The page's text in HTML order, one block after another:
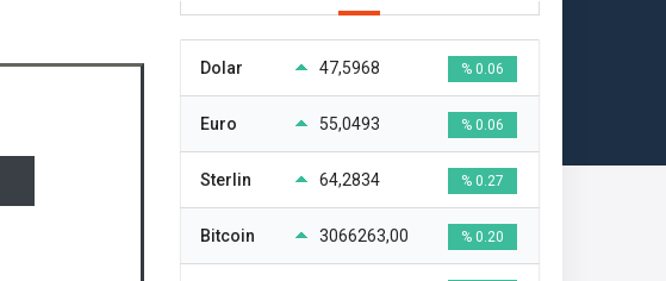
Dolar 47,5968 % 0.06
Euro 55,0493 % 0.06
Sterlin 64,2834 % 0.27
Bitcoin 3066263,00 % 0.20